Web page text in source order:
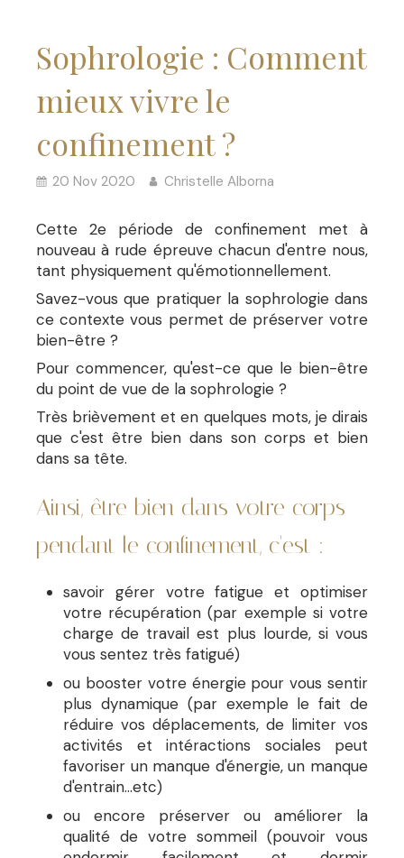
Sophrologie : Comment
mieux vivre le
confinement ?
20 Nov 2020 Christelle Alborna
Cette 2e période de confinement met à
nouveau à rude épreuve chacun d'entre nous,
tant physiquement qu'émotionnellement.
Savez-vous que pratiquer la sophrologie dans
ce contexte vous permet de préserver votre
bien-être ?
Pour commencer, qu'est-ce que le bien-être
du point de vue de la sophrologie ?
Très brièvement et en quelques mots, je dirais
que c'est être bien dans son corps et bien
dans sa tête.
Ainsi, être bien dans votre corps
pendant le confinement, c'est :
savoir gérer votre fatigue et optimiser
votre récupération (par exemple si votre
charge de travail est plus lourde, si vous
vous sentez très fatigué)
ou booster votre énergie pour vous sentir
plus dynamique (par exemple le fait de
réduire vos déplacements, de limiter vos
activités et intéractions sociales peut
favoriser un manque d'énergie, un manque
d'entrain...etc)
ou encore préserver ou améliorer la
qualité de votre sommeil (pouvoir vous